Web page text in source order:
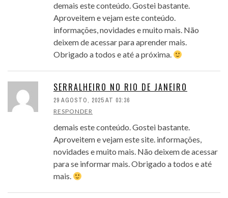
demais este conteúdo. Gostei bastante.
Aproveitem e vejam este conteúdo.
informações, novidades e muito mais. Não
deixem de acessar para aprender mais.
Obrigado a todos e até a próxima.
SERRALHEIRO NO RIO DE JANEIRO
29 AGOSTO, 2025 AT 03:36
RESPONDER
demais este conteúdo. Gostei bastante.
Aproveitem e vejam este site. informações,
novidades e muito mais. Não deixem de acessar
para se informar mais. Obrigado a todos e até
mais.